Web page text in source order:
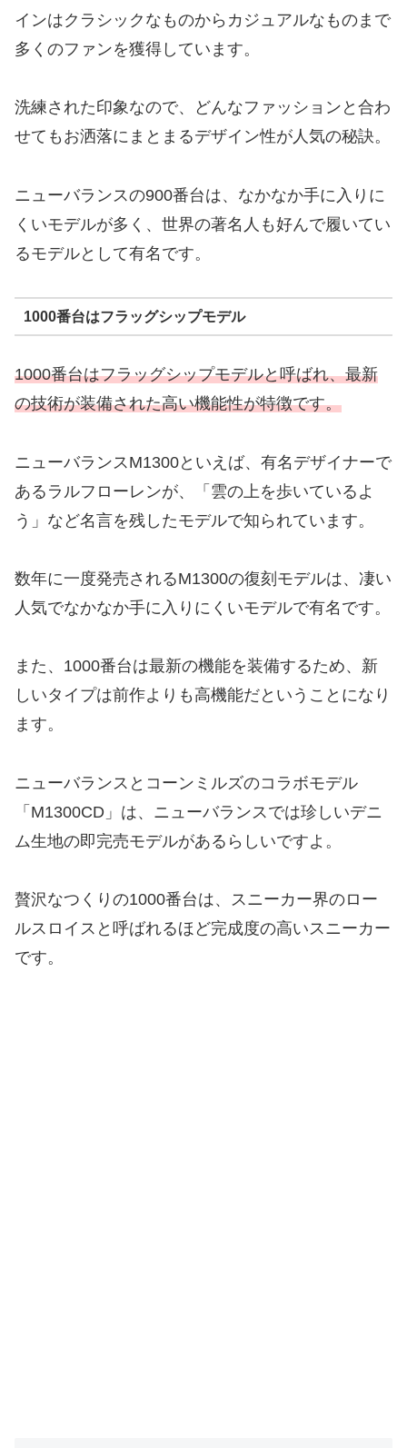
インはクラシックなものからカジュアルなものまで
多くのファンを獲得しています。
洗練された印象なので、どんなファッションと合わ
せてもお洒落にまとまるデザイン性が人気の秘訣。
ニューバランスの900番台は、なかなか手に入りに
くいモデルが多く、世界の著名人も好んで履いてい
るモデルとして有名です。
1000番台はフラッグシップモデル
1000番台はフラッグシップモデルと呼ばれ、最新
の技術が装備された高い機能性が特徴です。
ニューバランスM1300といえば、有名デザイナーで
あるラルフローレンが、「雲の上を歩いているよ
う」など名言を残したモデルで知られています。
数年に一度発売されるM1300の復刻モデルは、凄い
人気でなかなか手に入りにくいモデルで有名です。
また、1000番台は最新の機能を装備するため、新
しいタイプは前作よりも高機能だということになり
ます。
ニューバランスとコーンミルズのコラボモデル
「M1300CD」は、ニューバランスでは珍しいデニ
ム生地の即完売モデルがあるらしいですよ。
贅沢なつくりの1000番台は、スニーカー界のロー
ルスロイスと呼ばれるほど完成度の高いスニーカー
です。